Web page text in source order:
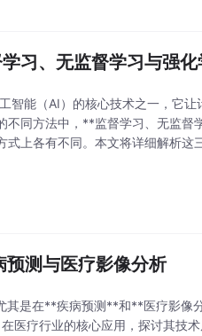
习、无监督学习与强化
智能（AI）的核心技术之一，它让
不同方法中，**监督学习、无监督
上各有不同。本文将详细解析这
测与医疗影像分析
其是在**疾病预测**和**医疗影像
医疗行业的核心应用，探讨其技